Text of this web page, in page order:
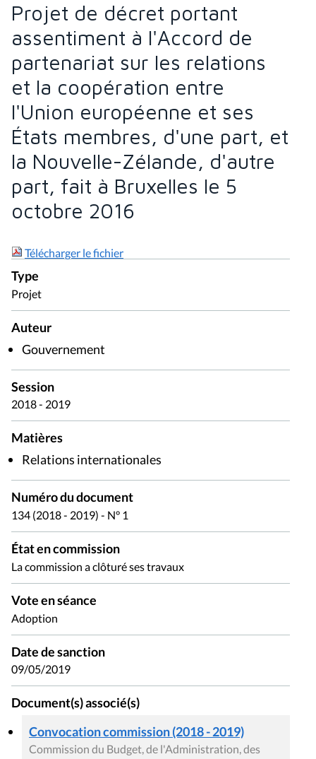
Projet de décret portant
assentiment à l'Accord de
partenariat sur les relations
et la coopération entre
l'Union européenne et ses
États membres, d'une part, et
la Nouvelle-Zélande, d'autre
part, fait à Bruxelles le 5
octobre 2016
Télécharger le fichier
Type
Projet
Auteur
Gouvernement
Session
2018 - 2019
Matières
Relations internationales
Numéro du document
134 (2018 - 2019) - N° 1
État en commission
La commission a clôturé ses travaux
Vote en séance
Adoption
Date de sanction
09/05/2019
Document(s) associé(s)
Convocation commission (2018 - 2019)
Commission du Budget, de l'Administration, des